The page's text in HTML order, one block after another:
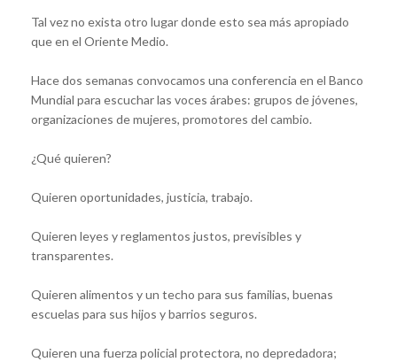
Tal vez no exista otro lugar donde esto sea más apropiado
que en el Oriente Medio.
Hace dos semanas convocamos una conferencia en el Banco
Mundial para escuchar las voces árabes: grupos de jóvenes,
organizaciones de mujeres, promotores del cambio.
¿Qué quieren?
Quieren oportunidades, justicia, trabajo.
Quieren leyes y reglamentos justos, previsibles y
transparentes.
Quieren alimentos y un techo para sus familias, buenas
escuelas para sus hijos y barrios seguros.
Quieren una fuerza policial protectora, no depredadora;